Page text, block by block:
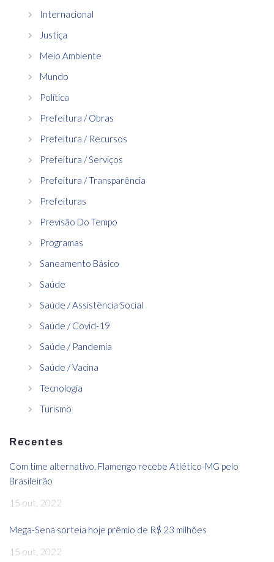
Internacional
Justiça
Meio Ambiente
Mundo
Política
Prefeitura / Obras
Prefeitura / Recursos
Prefeitura / Serviços
Prefeitura / Transparência
Prefeituras
Previsão Do Tempo
Programas
Saneamento Básico
Saúde
Saúde / Assistência Social
Saúde / Covid-19
Saúde / Pandemia
Saúde / Vacina
Tecnologia
Turismo
Recentes
Com time alternativo, Flamengo recebe Atlético-MG pelo
Brasileirão
15 out, 2022
Mega-Sena sorteia hoje prêmio de R$ 23 milhões
15 out, 2022